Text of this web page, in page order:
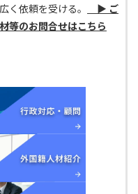
く依頼を受ける。
▶ ご
等のお問合せはこちら